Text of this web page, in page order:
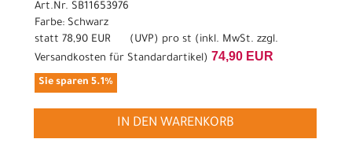
Art.Nr. SB11653976
Farbe: Schwarz
statt 78,90 EUR ( UVP) pro st (inkl. MwSt. zzgl.
Versandkosten für Standardartikel) 74,90 EUR
Sie sparen 5.1%
IN DEN WARENKORB